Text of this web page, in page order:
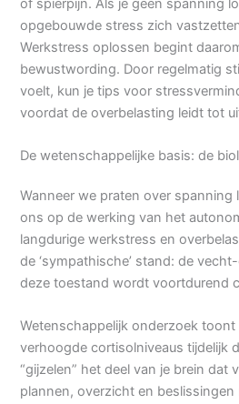
opgebouwde stress zich
Werkstress oplossen begint
bewustwording. Door regelmatig
voelt, kun je tips voor
voordat de overbelasting leidt tot
De wetenschappelijke basis: de
Wanneer we praten over spanning
ons op de werking van het
langdurige werkstress en
de ‘sympathische’ stand: de
deze toestand wordt voortdurend
Wetenschappelijk onderzoek toont
verhoogde cortisolniveaus tijdelijk
“gijzelen” het deel van je brein dat
plannen, overzicht en beslissingen